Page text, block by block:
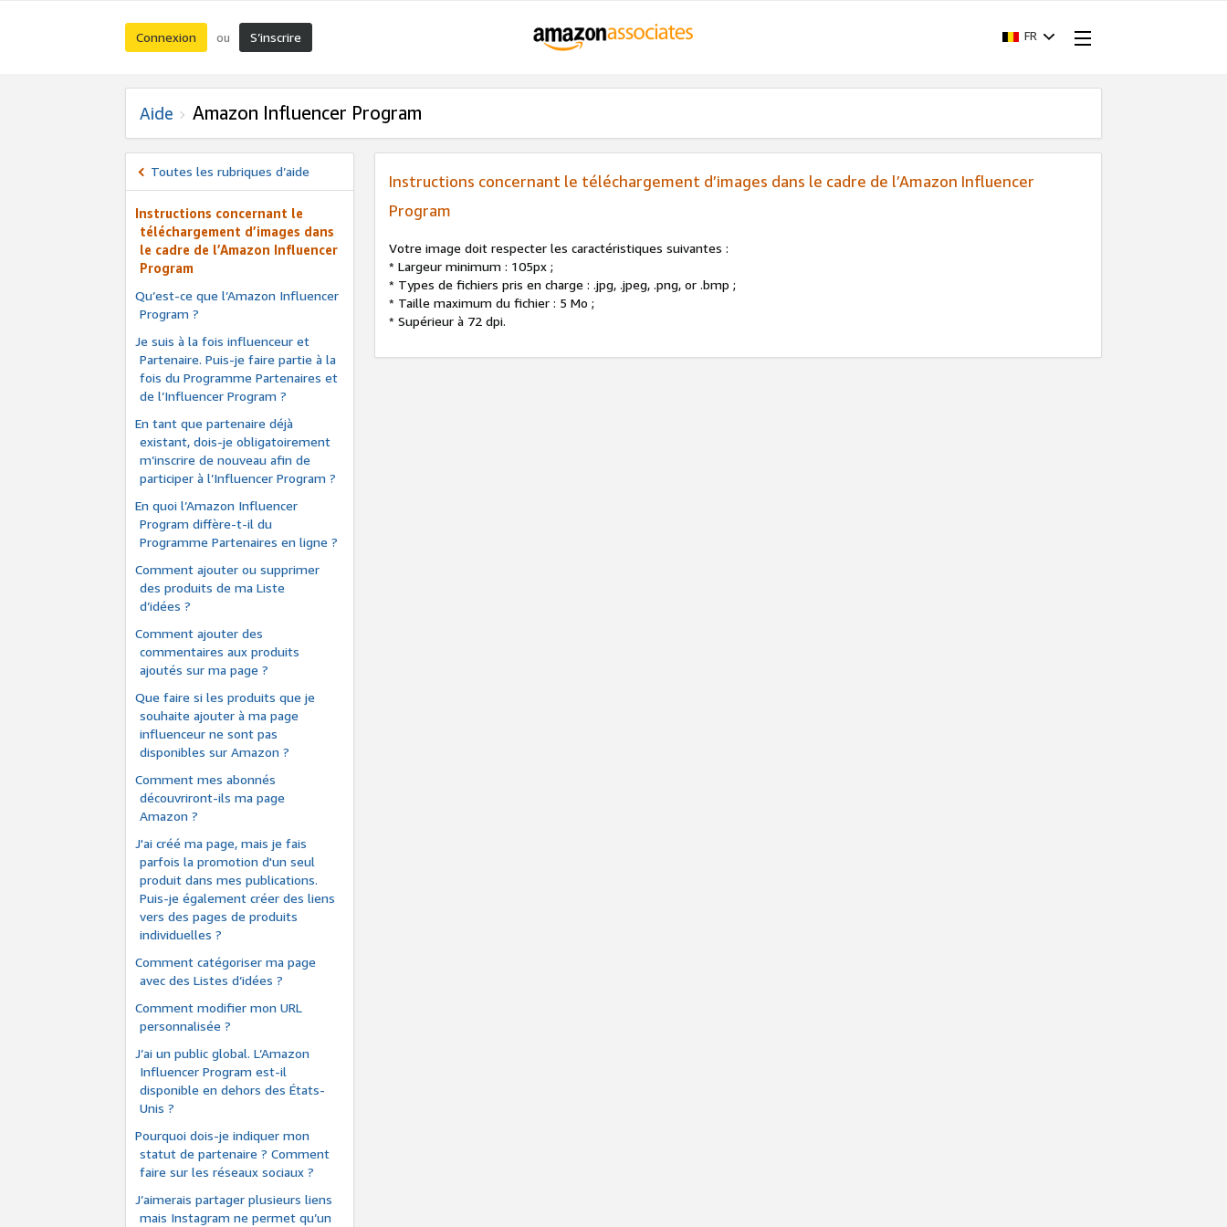
Connexion ou S’inscrire FR
Aide Amazon Influencer Program
Toutes les rubriques d’aide
Instructions concernant le
téléchargement d’images dans
le cadre de l’Amazon Influencer
Program
Qu’est-ce que l’Amazon Influencer
Program ?
Je suis à la fois influenceur et
Partenaire. Puis-je faire partie à la
fois du Programme Partenaires et
de l’Influencer Program ?
En tant que partenaire déjà
existant, dois-je obligatoirement
m’inscrire de nouveau afin de
participer à l’Influencer Program ?
En quoi l’Amazon Influencer
Program diffère-t-il du
Programme Partenaires en ligne ?
Comment ajouter ou supprimer
des produits de ma Liste
d’idées ?
Comment ajouter des
commentaires aux produits
ajoutés sur ma page ?
Que faire si les produits que je
souhaite ajouter à ma page
influenceur ne sont pas
disponibles sur Amazon ?
Comment mes abonnés
découvriront-ils ma page
Amazon ?
J'ai créé ma page, mais je fais
parfois la promotion d'un seul
produit dans mes publications.
Puis-je également créer des liens
vers des pages de produits
individuelles ?
Comment catégoriser ma page
avec des Listes d’idées ?
Comment modifier mon URL
personnalisée ?
J’ai un public global. L’Amazon
Influencer Program est-il
disponible en dehors des États-
Unis ?
Pourquoi dois-je indiquer mon
statut de partenaire ? Comment
faire sur les réseaux sociaux ?
J’aimerais partager plusieurs liens
mais Instagram ne permet qu’un
Instructions concernant le téléchargement d’images dans le cadre de l’Amazon Influencer
Program
Votre image doit respecter les caractéristiques suivantes :
* Largeur minimum : 105px ;
* Types de fichiers pris en charge : .jpg, .jpeg, .png, or .bmp ;
* Taille maximum du fichier : 5 Mo ;
* Supérieur à 72 dpi.